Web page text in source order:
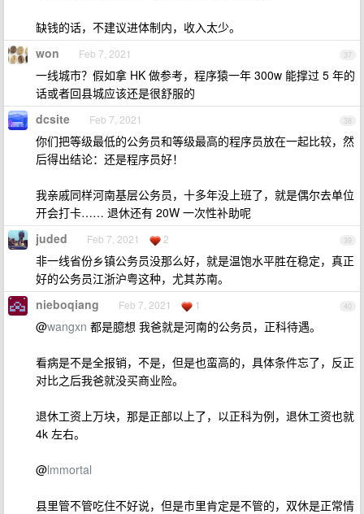
缺钱的话，不建议进体制内，收入太少。
37
won Feb 7, 2021
一线城市？假如拿 HK 做参考，程序猿一年 300w 能撑过 5 年的
话或者回县城应该还是很舒服的
38
dcsite Feb 7, 2021
你们把等级最低的公务员和等级最高的程序员放在一起比较，然
后得出结论：还是程序员好！
我亲戚同样河南基层公务员，十多年没上班了，就是偶尔去单位
开会打卡…… 退休还有 20W 一次性补助呢
39
juded Feb 7, 2021 2
非一线省份乡镇公务员没那么好，就是温饱水平胜在稳定，真正
好的公务员江浙沪粤这种，尤其苏南。
40
nieboqiang Feb 7, 2021 1
@wangxn 都是臆想 我爸就是河南的公务员，正科待遇。
看病是不是全报销，不是，但是也蛮高的，具体条件忘了，反正
对比之后我爸就没买商业险。
退休工资上万块，那是正部以上了，以正科为例，退休工资也就
4k 左右。
@lmmortal
县里管不管吃住不好说，但是市里肯定是不管的，双休是正常情